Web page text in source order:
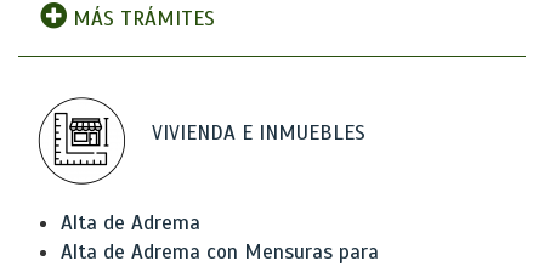
MÁS TRÁMITES
VIVIENDA E INMUEBLES
Alta de Adrema
Alta de Adrema con Mensuras para